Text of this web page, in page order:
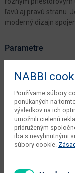
ľavú aj pravú stranu.
moderný dizajn
Parametre
Výška
kusov v balení
počet balíkov
NABBI
Používame súbory
ponúkaných na
výsledkov na ich
umožnili cielenú
pridruženým
iba s nevyhnutnými
súbory cookie.